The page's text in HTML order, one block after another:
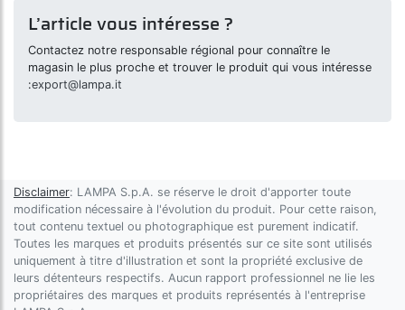
L’article vous intéresse ?
Contactez notre responsable régional pour connaître le
magasin le plus proche et trouver le produit qui vous intéresse
:export@lampa.it
Disclaimer: LAMPA S.p.A. se réserve le droit d'apporter toute
modification nécessaire à l'évolution du produit. Pour cette raison,
tout contenu textuel ou photographique est purement indicatif.
Toutes les marques et produits présentés sur ce site sont utilisés
uniquement à titre d'illustration et sont la propriété exclusive de
leurs détenteurs respectifs. Aucun rapport professionnel ne lie les
propriétaires des marques et produits représentés à l'entreprise